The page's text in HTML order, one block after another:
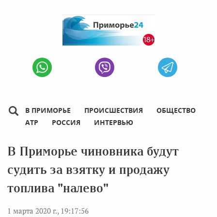
В ПРИМОРЬЕ ПРОИСШЕСТВИЯ
ОБЩЕСТВО
АТР
РОССИЯ ИНТЕРВЬЮ
В Приморье чиновника будут
судить за взятку и продажу
топлива "налево"
1 марта 2020 г., 19:17:56